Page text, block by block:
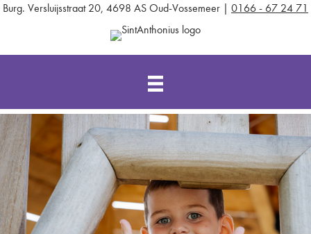
Burg. Versluijsstraat 20, 4698 AS Oud-Vossemeer | 0166 - 67 24 71